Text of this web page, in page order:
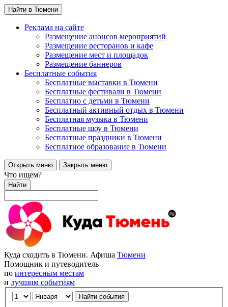
Найти в Тюмени
Реклама на сайте
Размещение анонсов мероприятий
Размещение ресторанов и кафе
Размещение мест и площадок
Размещение баннеров
Бесплатные события
Бесплатные выставки в Тюмени
Бесплатные фестивали в Тюмени
Бесплатно с детьми в Тюмени
Бесплатный активный отдых в Тюмени
Бесплатная музыка в Тюмени
Бесплатные шоу в Тюмени
Бесплатные праздники в Тюмени
Бесплатное образование в Тюмени
Открыть меню Закрыть меню
Что ищем?
Найти
Куда сходить в Тюмени. Афиша Тюмени
Помощник и путеводитель
по интересным местам
и лучшим событиям